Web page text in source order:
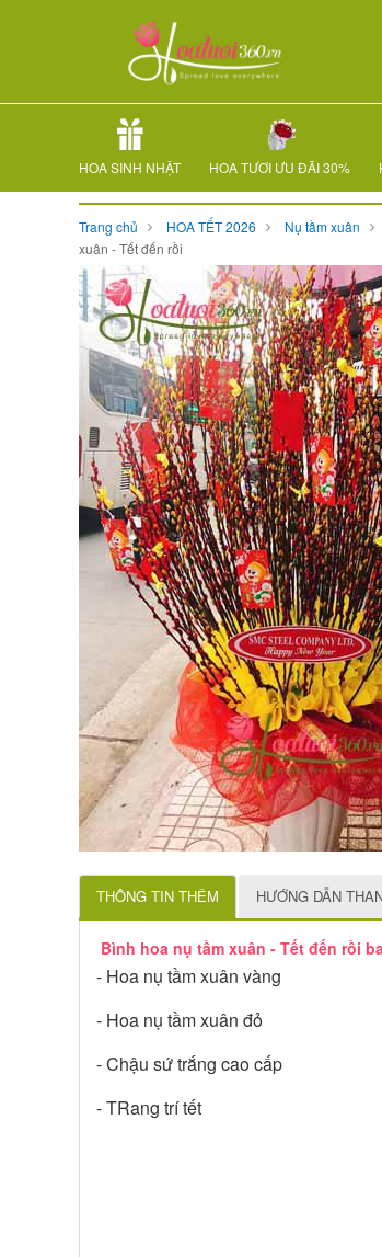
HOA SINH NHẬT HOA TƯƠI ƯU ĐÃI 30%
Trang chủ HOA TẾT 2026 Nụ tầm xuân
xuân - Tết đến rồi
THÔNG TIN THÊM HƯỚNG DẪN
Bình hoa nụ tầm xuân - Tết đến rồi
- Hoa nụ tầm xuân vàng
- Hoa nụ tầm xuân đỏ
- Chậu sứ trắng cao cấp
- TRang trí tết